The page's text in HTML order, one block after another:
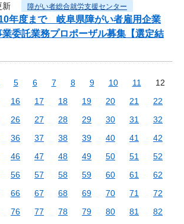
新 障がい者総合就労支援センター
年度まで 岐阜県障がい者雇用企業
委託業務プロポーザル募集【選定結
5 6 7 8 9 10 11
12
16 17 18 19 20 21
22
26 27 28 29 30 31
32
36 37 38 39 40 41
42
46 47 48 49 50 51
52
56 57 58 59 60 61
62
66 67 68 69 70 71
72
76 77 78 79 80 81
82